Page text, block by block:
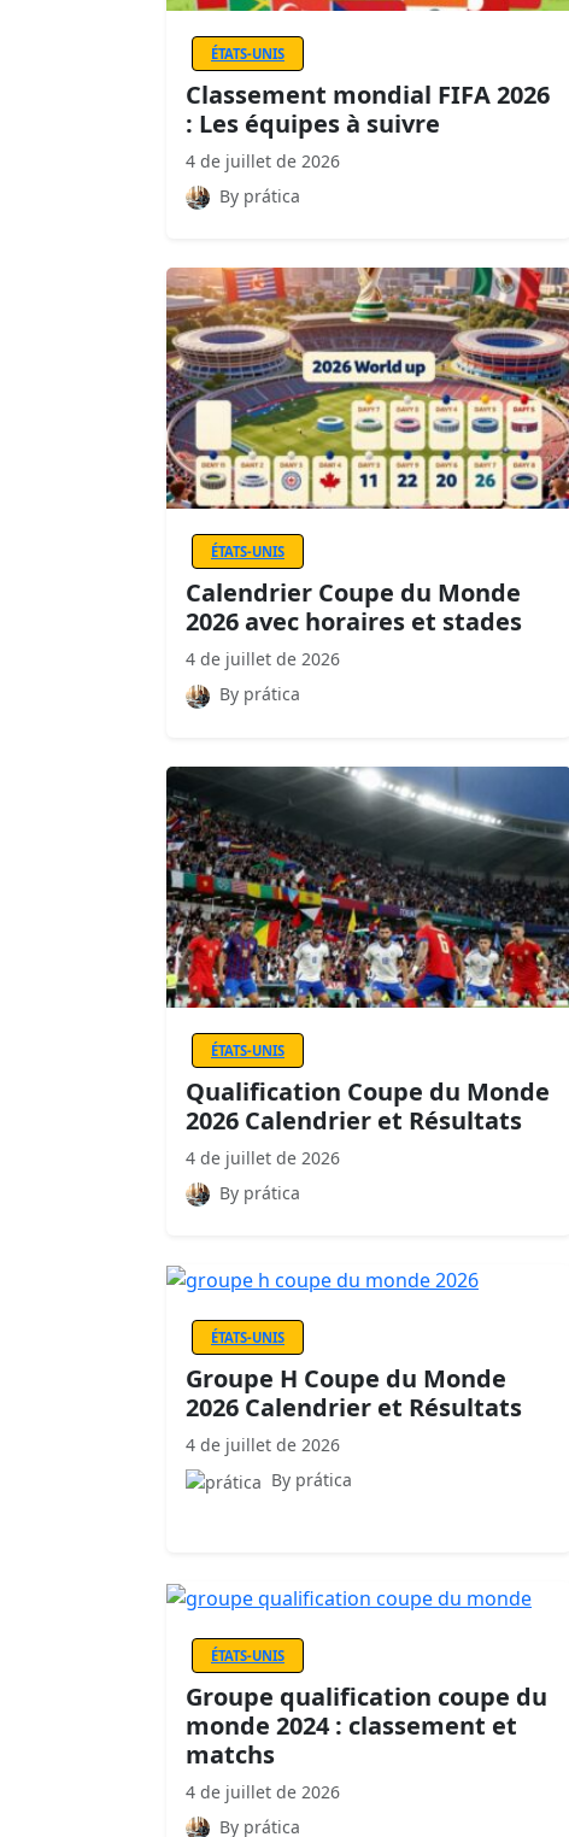
ÉTATS-UNIS
Classement mondial FIFA 2026
: Les équipes à suivre
4 de juillet de 2026
By prática
ÉTATS-UNIS
Calendrier Coupe du Monde
2026 avec horaires et stades
4 de juillet de 2026
By prática
ÉTATS-UNIS
Qualification Coupe du Monde
2026 Calendrier et Résultats
4 de juillet de 2026
By prática
ÉTATS-UNIS
Groupe H Coupe du Monde
2026 Calendrier et Résultats
4 de juillet de 2026
By prática
ÉTATS-UNIS
Groupe qualification coupe du
monde 2024 : classement et
matchs
4 de juillet de 2026
By prática